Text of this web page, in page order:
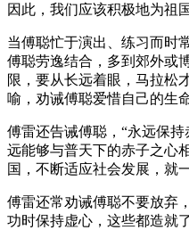
因此，我们应该积极地为祖
当傅聪忙于演出、练习而时
傅聪劳逸结合，多到郊外或
限，要从长远着眼，马拉松
喻，劝诫傅聪爱惜自己的生命
傅雷还告诫傅聪，“永远保
远能够与普天下的赤子之心
国，不断适应社会发展，就
傅雷还常劝诫傅聪不要放弃
功时保持虚心，这些都造就